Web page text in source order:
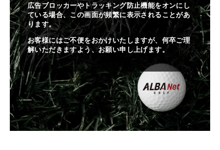
広告ブロッカーやトラッキング防止機能をオンにし
ている場合、この画面が頻繁に表示されることがあ
ります。
お客様にはご不便をおかけいたしますが、何卒ご理
解いただきますよう、お願い申し上げます。